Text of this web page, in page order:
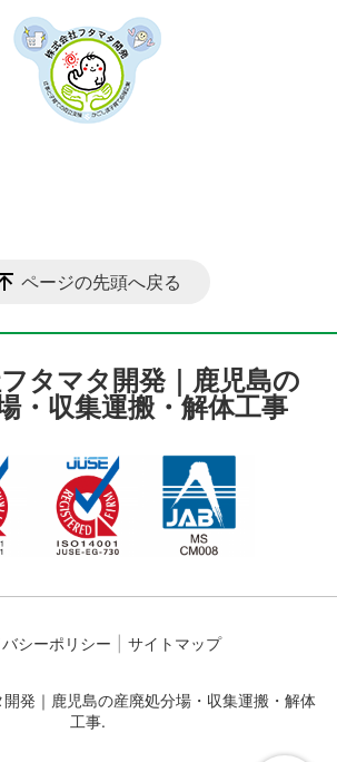
ページの先頭へ戻る
シーポリシー サイトマップ
発｜鹿児島の産廃処分場・収集運搬・解体
工事.